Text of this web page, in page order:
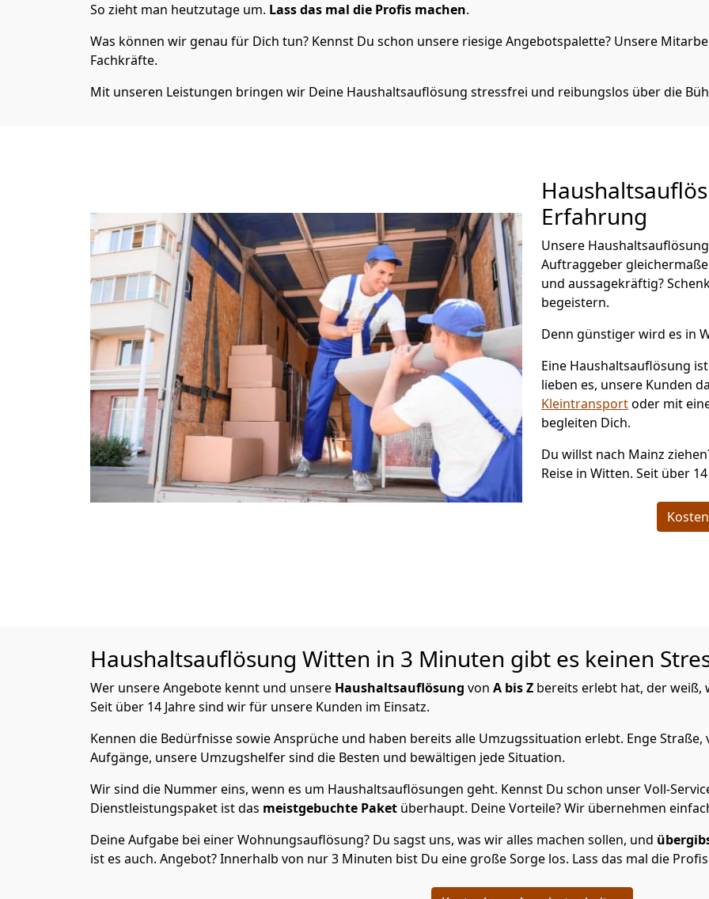
So zieht man heutzutage um. Lass das mal die Profis machen.
Was können wir genau für Dich tun? Kennst Du schon unsere riesige Angebotspalette? Unsere
Fachkräfte.
Mit unseren Leistungen bringen wir Deine Haushaltsauflösung stressfrei und reibungslos über die
Erfahrung
Unsere
Auftraggeber
und aussagekräftig?
begeistern.
Denn günstiger wird es in
Eine Haushaltsauflösung
lieben es, unsere Kunden
Kleintransportoder mit
begleiten Dich.
Du willst nach Mainz
Reise in Witten. Seit über
Haushaltsauflösung Witten in 3 Minuten gibt es keinen
Wer unsere Angebote kennt und unsere Haushaltsauflösung von A bis Z bereits erlebt hat, der weiß,
Seit über 14 Jahre sind wir für unsere Kunden im Einsatz.
Kennen die Bedürfnisse sowie Ansprüche und haben bereits alle Umzugssituation erlebt. Enge
Aufgänge, unsere Umzugshelfer sind die Besten und bewältigen jede Situation.
Wir sind die Nummer eins, wenn es um Haushaltsauflösungen geht. Kennst Du schon unser Voll-
Dienstleistungspaket ist das meistgebuchte Paket überhaupt. Deine Vorteile? Wir übernehmen
Deine Aufgabe bei einer Wohnungsauflösung? Du sagst uns, was wir alles machen sollen, und
ist es auch. Angebot? Innerhalb von nur 3 Minuten bist Du eine große Sorge los. Lass das mal die